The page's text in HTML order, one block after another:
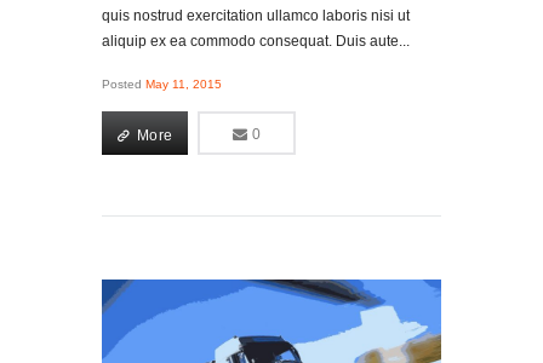
quis nostrud exercitation ullamco laboris nisi ut
aliquip ex ea commodo consequat. Duis aute...
Posted May 11, 2015
More
More 0